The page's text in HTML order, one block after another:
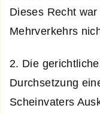
Dieses Recht
Mehrverkehrs
2. Die
Durchsetzung
Scheinvaters